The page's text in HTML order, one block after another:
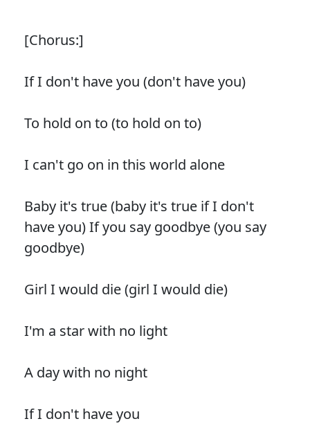
[Chorus:]
If I don't have you (don't have you)
To hold on to (to hold on to)
I can't go on in this world alone
Baby it's true (baby it's true if I don't
have you) If you say goodbye (you say
goodbye)
Girl I would die (girl I would die)
I'm a star with no light
A day with no night
If I don't have you